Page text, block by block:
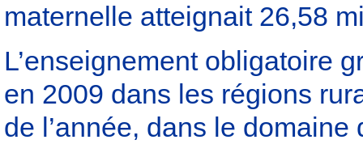
maternelle atteignait 26,58
L’enseignement obligatoire
en 2009 dans les régions
de l’année, dans le domaine